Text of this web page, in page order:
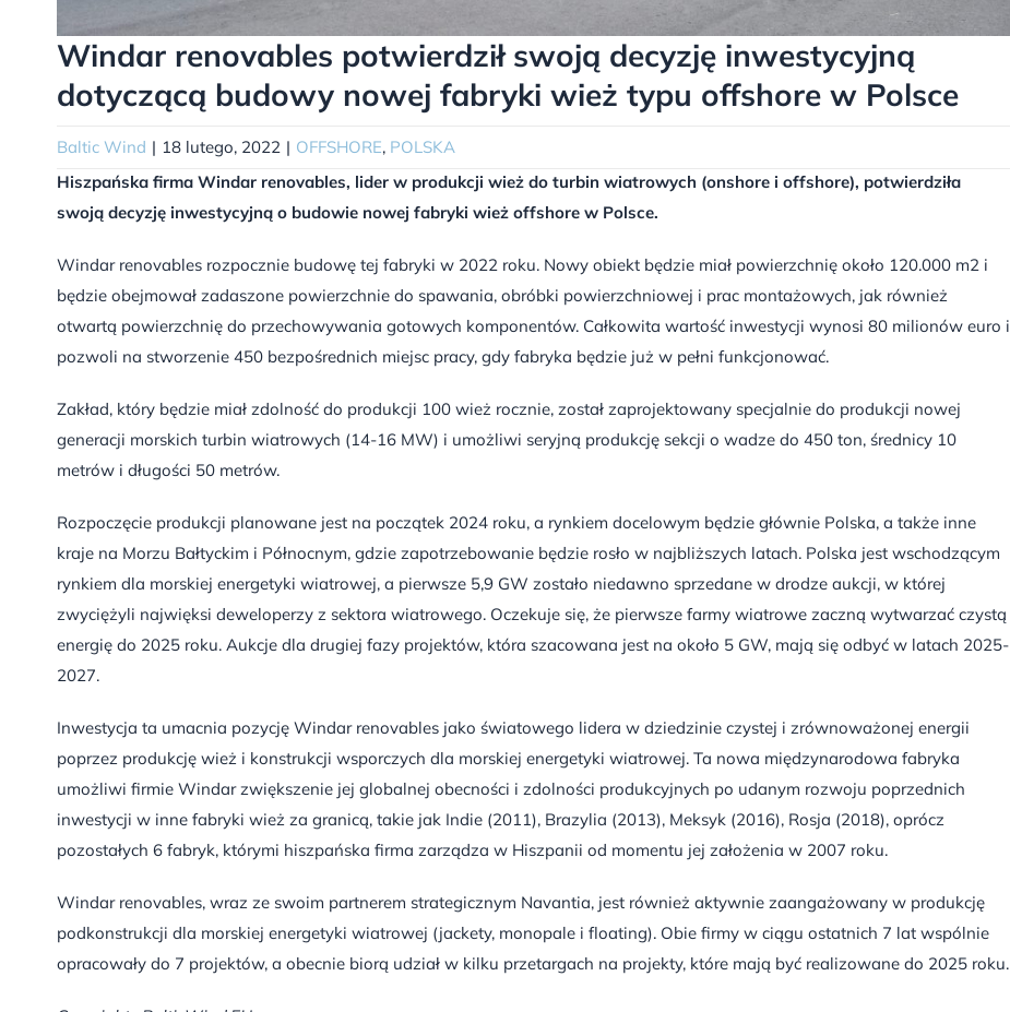
Windar renovables potwierdził swoją decyzję inwestycyjną
dotyczącą budowy nowej fabryki wież typu offshore w Polsce
Baltic Wind | 18 lutego, 2022 | OFFSHORE, POLSKA
Hiszpańska firma Windar renovables, lider w produkcji wież do turbin wiatrowych (onshore i offshore), potwierdziła
swoją decyzję inwestycyjną o budowie nowej fabryki wież offshore w Polsce.
Windar renovables rozpocznie budowę tej fabryki w 2022 roku. Nowy obiekt będzie miał powierzchnię około 120.000 m2 i
będzie obejmował zadaszone powierzchnie do spawania, obróbki powierzchniowej i prac montażowych, jak również
otwartą powierzchnię do przechowywania gotowych komponentów. Całkowita wartość inwestycji wynosi 80 milionów euro i
pozwoli na stworzenie 450 bezpośrednich miejsc pracy, gdy fabryka będzie już w pełni funkcjonować.
Zakład, który będzie miał zdolność do produkcji 100 wież rocznie, został zaprojektowany specjalnie do produkcji nowej
generacji morskich turbin wiatrowych (14-16 MW) i umożliwi seryjną produkcję sekcji o wadze do 450 ton, średnicy 10
metrów i długości 50 metrów.
Rozpoczęcie produkcji planowane jest na początek 2024 roku, a rynkiem docelowym będzie głównie Polska, a także inne
kraje na Morzu Bałtyckim i Północnym, gdzie zapotrzebowanie będzie rosło w najbliższych latach. Polska jest wschodzącym
rynkiem dla morskiej energetyki wiatrowej, a pierwsze 5,9 GW zostało niedawno sprzedane w drodze aukcji, w której
zwyciężyli najwięksi deweloperzy z sektora wiatrowego. Oczekuje się, że pierwsze farmy wiatrowe zaczną wytwarzać czystą
energię do 2025 roku. Aukcje dla drugiej fazy projektów, która szacowana jest na około 5 GW, mają się odbyć w latach 2025-
2027.
Inwestycja ta umacnia pozycję Windar renovables jako światowego lidera w dziedzinie czystej i zrównoważonej energii
poprzez produkcję wież i konstrukcji wsporczych dla morskiej energetyki wiatrowej. Ta nowa międzynarodowa fabryka
umożliwi firmie Windar zwiększenie jej globalnej obecności i zdolności produkcyjnych po udanym rozwoju poprzednich
inwestycji w inne fabryki wież za granicą, takie jak Indie (2011), Brazylia (2013), Meksyk (2016), Rosja (2018), oprócz
pozostałych 6 fabryk, którymi hiszpańska firma zarządza w Hiszpanii od momentu jej założenia w 2007 roku.
Windar renovables, wraz ze swoim partnerem strategicznym Navantia, jest również aktywnie zaangażowany w produkcję
podkonstrukcji dla morskiej energetyki wiatrowej (jackety, monopale i floating). Obie firmy w ciągu ostatnich 7 lat wspólnie
opracowały do 7 projektów, a obecnie biorą udział w kilku przetargach na projekty, które mają być realizowane do 2025 roku.